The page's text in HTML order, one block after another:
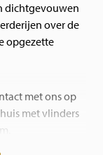
dichtgevouwen
over de
opgezette
met ons op
met vlinders